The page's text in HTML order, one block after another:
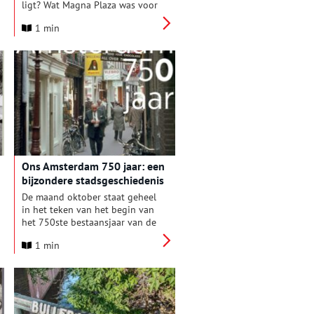
ligt? Wat Magna Plaza was voor
En in welk jaar de Olympische
gehouden? Dan is de Grote
Amsterdam Quiz iets voor jou!
Iedereen kan meedoen als
deelnemer.
1 min
Ons Amsterdam 750 jaar: een
bijzondere stadsgeschiedenis
De maand oktober staat geheel
in het teken van het begin van
het 750ste bestaansjaar van de
en feestelijkheden! Ons
van 75 jaar met een prachtige
verzamelingen verhalen over
750 jaar Amsterdam.
1 min